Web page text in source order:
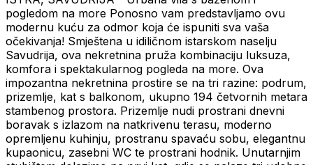
pogledom na more Ponosno vam predstavljamo ovu
modernu kuću za odmor koja će ispuniti sva vaša
očekivanja! Smještena u idiličnom istarskom naselju
Savudrija, ova nekretnina pruža kombinaciju luksuza,
komfora i spektakularnog pogleda na more. Ova
impozantna nekretnina prostire se na tri razine: podrum,
prizemlje, kat s balkonom, ukupno 194 četvornih metara
stambenog prostora. Prizemlje nudi prostrani dnevni
boravak s izlazom na natkrivenu terasu, moderno
opremljenu kuhinju, prostranu spavaću sobu, elegantnu
kupaonicu, zasebni WC te prostrani hodnik. Unutarnjim